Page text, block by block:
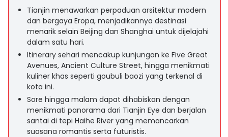
Tianjin menawarkan perpaduan arsitektur modern
dan bergaya Eropa, menjadikannya destinasi
menarik selain Beijing dan Shanghai untuk dijelajahi
dalam satu hari.
Itinerary sehari mencakup kunjungan ke Five Great
Avenues, Ancient Culture Street, hingga menikmati
kuliner khas seperti goubuli baozi yang terkenal di
kota ini.
Sore hingga malam dapat dihabiskan dengan
menikmati panorama dari Tianjin Eye dan berjalan
santai di tepi Haihe River yang memancarkan
suasana romantis serta futuristis.